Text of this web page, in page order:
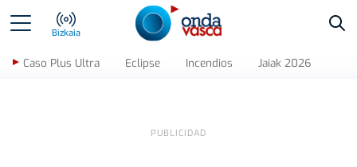
Bizkaia
Caso Plus Ultra Eclipse Incendios Jaiak 2026